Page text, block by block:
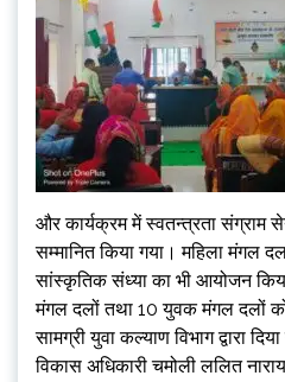
और कार्यक्रम में स्वतन्त्रता संग्राम
सम्मानित किया गया। महिला मंगल
सांस्कृतिक संध्या का भी आयोजन
मंगल दलों तथा 10 युवक मंगल दलों
सामग्री युवा कल्याण विभाग द्वारा
विकास अधिकारी चमोली ललित